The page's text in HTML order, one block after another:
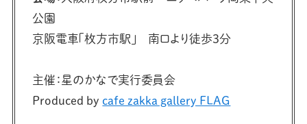
公園
京阪電車「枚方市駅」 南口より徒歩3分
主催：星のかなで実行委員会
Produced by cafe zakka gallery FLAG